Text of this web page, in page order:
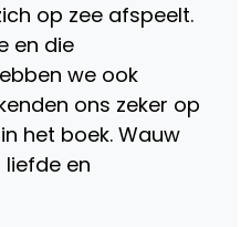
op zee afspeelt.
en die
we ook
ons zeker op
het boek. Wauw
liefde en